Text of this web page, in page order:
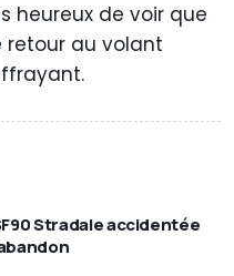
heureux de voir que
retour au volant
Stradale accidentée